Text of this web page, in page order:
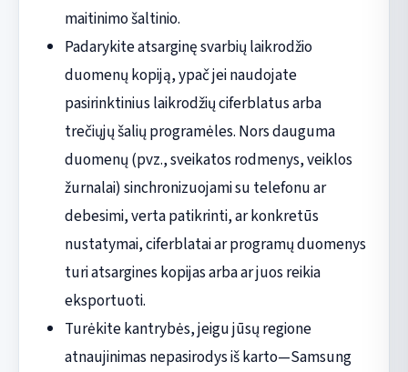
maitinimo šaltinio.
Padarykite atsarginę svarbių laikrodžio
duomenų kopiją, ypač jei naudojate
pasirinktinius laikrodžių ciferblatus arba
trečiųjų šalių programėles. Nors dauguma
duomenų (pvz., sveikatos rodmenys, veiklos
žurnalai) sinchronizuojami su telefonu ar
debesimi, verta patikrinti, ar konkretūs
nustatymai, ciferblatai ar programų duomenys
turi atsargines kopijas arba ar juos reikia
eksportuoti.
Turėkite kantrybės, jeigu jūsų regione
atnaujinimas nepasirodys iš karto—Samsung